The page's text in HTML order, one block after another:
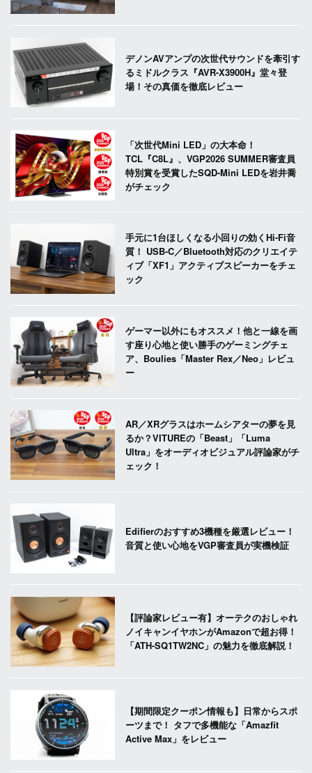
デノンAVアンプの次世代サウンドを牽引す
るミドルクラス『AVR-X3900H』堂々登
場！その真価を徹底レビュー
「次世代Mini LED」の大本命！
TCL『C8L』、VGP2026 SUMMER審査員
特別賞を受賞したSQD-Mini LEDを岩井喬
がチェック
手元に1台ほしくなる小回りの効くHi-Fi音
質！ USB-C／Bluetooth対応のクリエイテ
ィブ「XF1」アクティブスピーカーをチェ
ック
ゲーマー以外にもオススメ！他と一線を画
す座り心地と使い勝手のゲーミングチェ
ア、Boulies「Master Rex／Neo」レビュ
ー
AR／XRグラスはホームシアターの夢を見
るか？VITUREの「Beast」「Luma
Ultra」をオーディオビジュアル評論家がチ
ェック！
Edifierのおすすめ3機種を厳選レビュー！
音質と使い心地をVGP審査員が実機検証
【評論家レビュー有】オーテクのおしゃれ
ノイキャンイヤホンがAmazonで超お得！
「ATH-SQ1TW2NC」の魅力を徹底解説！
【期間限定クーポン情報も】日常からスポ
ーツまで！ タフで多機能な「Amazfit
Active Max」をレビュー